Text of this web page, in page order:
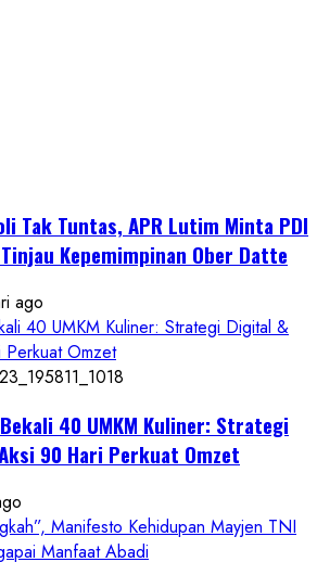
Tak Tuntas, APR Lutim Minta PDI
Kepemimpinan Ober Datte
ago
40 UMKM Kuliner: Strategi Digital &
Omzet
40 UMKM Kuliner: Strategi
90 Hari Perkuat Omzet
Manifesto Kehidupan Mayjen TNI
Manfaat Abadi